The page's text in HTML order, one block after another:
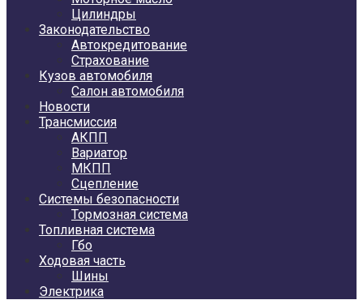
Цилиндры
Законодательство
Автокредитование
Страхование
Кузов автомобиля
Салон автомобиля
Новости
Трансмиссия
АКПП
Вариатор
МКПП
Сцепление
Системы безопасности
Тормозная система
Топливная система
Гбо
Ходовая часть
Шины
Электрика